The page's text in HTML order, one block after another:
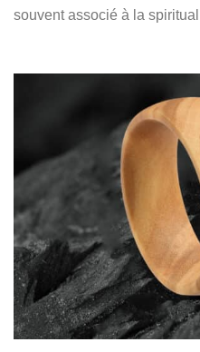
souvent associé à la